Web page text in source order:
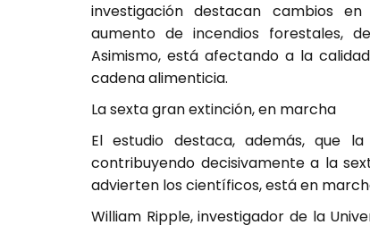
investigación destacan cambios
aumento de incendios forestales,
Asimismo, está afectando a la
cadena alimenticia.
La sexta gran extinción, en marcha
El estudio destaca, además, que
contribuyendo decisivamente a la
advierten los científicos, está en
William Ripple, investigador de la